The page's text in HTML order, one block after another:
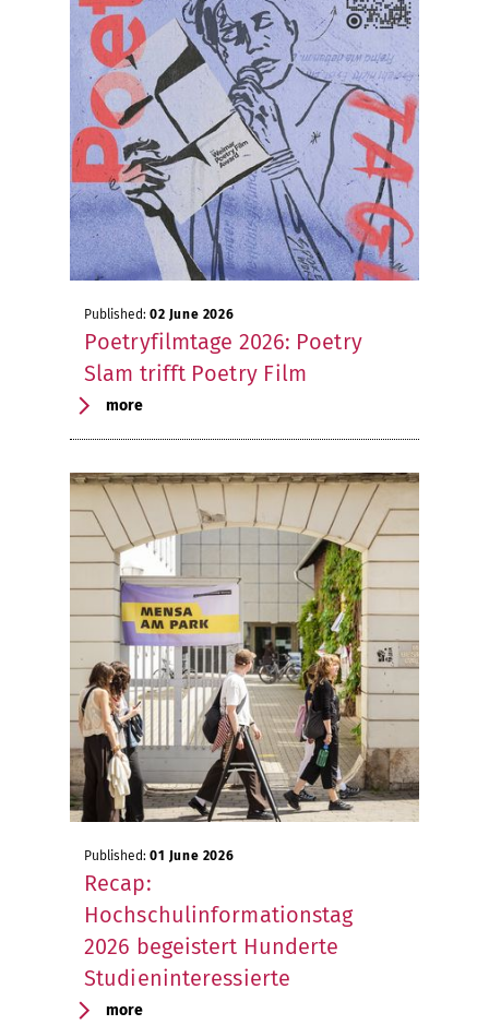
Published: 02 June 2026
Poetryfilmtage 2026: Poetry
Slam trifft Poetry Film
more
Published: 01 June 2026
Recap:
Hochschulinformationstag
2026 begeistert Hunderte
Studieninteressierte
more